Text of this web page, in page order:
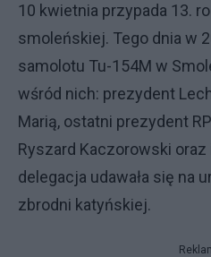
10 kwietnia przypada 13.
smoleńskiej. Tego dnia w
samolotu Tu-154M w
wśród nich: prezydent
Marią, ostatni prezydent
Ryszard Kaczorowski
delegacja udawała się na
zbrodni katyńskiej.